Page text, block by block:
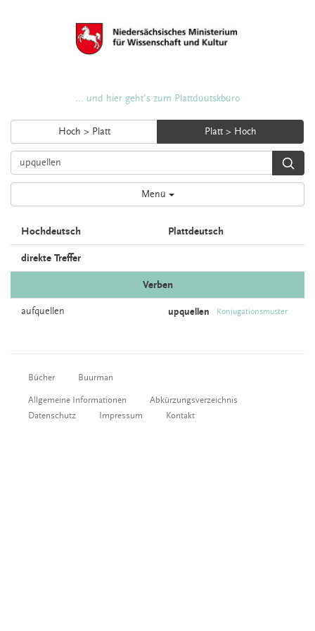
... und hier geht's zum Plattdüütskbüro
Hoch > Platt Platt > Hoch
Menü
Hochdeutsch Plattdeutsch
direkte Treffer
Verben
aufquellen upquellen Konjugationsmuster
Bücher Buurman
Allgemeine Informationen
Abkürzungsverzeichnis
Datenschutz
Impressum Kontakt